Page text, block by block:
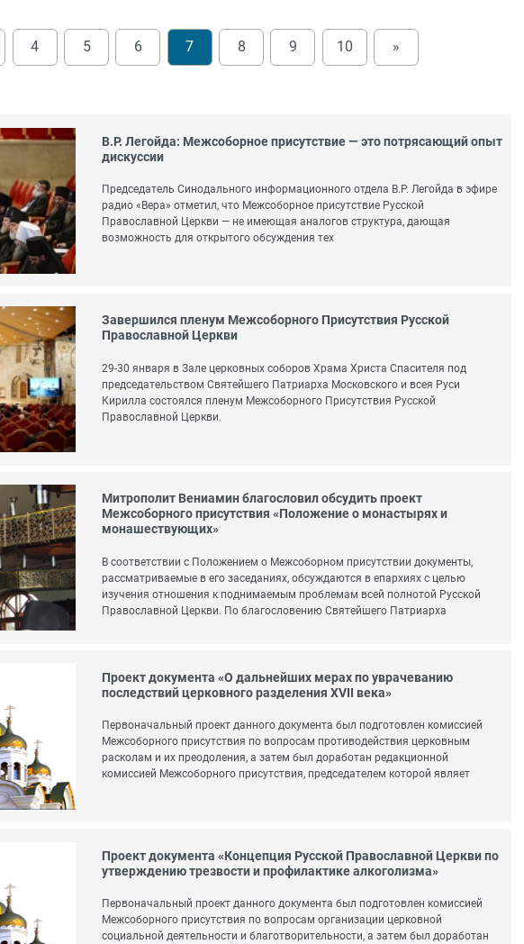
4 5 6 7 8 9 10 »
В.Р. Легойда: Межсоборное присутствие — это потрясающий опыт
дискуссии
Председатель Синодального информационного отдела В.Р. Легойда в эфире
радио «Вера» отметил, что Межсоборное присутствие Русской
Православной Церкви — не имеющая аналогов структура, дающая
возможность для открытого обсуждения тех
Завершился пленум Межсоборного Присутствия Русской
Православной Церкви
29-30 января в Зале церковных соборов Храма Христа Спасителя под
председательством Святейшего Патриарха Московского и всея Руси
Кирилла состоялся пленум Межсоборного Присутствия Русской
Православной Церкви.
Митрополит Вениамин благословил обсудить проект
Межсоборного присутствия «Положение о монастырях и
монашествующих»
В соответствии с Положением о Межсоборном присутствии документы,
рассматриваемые в его заседаниях, обсуждаются в епархиях с целью
изучения отношения к поднимаемым проблемам всей полнотой Русской
Православной Церкви. По благословению Святейшего Патриарха
Проект документа «О дальнейших мерах по уврачеванию
последствий церковного разделения XVII века»
Первоначальный проект данного документа был подготовлен комиссией
Межсоборного присутствия по вопросам противодействия церковным
расколам и их преодоления, а затем был доработан редакционной
комиссией Межсоборного присутствия, председателем которой являет
Проект документа «Концепция Русской Православной Церкви по
утверждению трезвости и профилактике алкоголизма»
Первоначальный проект данного документа был подготовлен комиссией
Межсоборного присутствия по вопросам организации церковной
социальной деятельности и благотворительности, а затем был доработан